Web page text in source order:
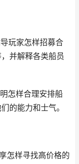
玩家怎样招募合
并解释各类船员
怎样合理安排船
的能力和士气。
怎样寻找高价格的